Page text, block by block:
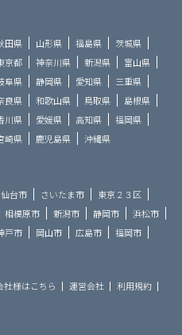
田県 山形県 福島県
茨城県
京都 神奈川県 新潟県
富山県
阜県 静岡県 愛知県
三重県
良県 和歌山県 鳥取県
島根県
川県 愛媛県 高知県
福岡県
崎県 鹿児島県 沖縄県
仙台市 さいたま市
東京２３区
相模原市 新潟市 静岡市
浜松市
戸市 岡山市 広島市
福岡市
様はこちら 運営会社
利用規約